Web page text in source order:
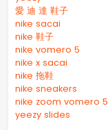
愛 迪 達 鞋子
nike sacai
nike 鞋子
nike vomero 5
nike x sacai
nike 拖鞋
nike sneakers
nike zoom vomero 5
yeezy slides